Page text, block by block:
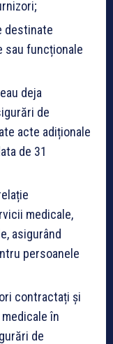
destinate
sau funcționale
deja
de
acte adiționale
de 31
medicale,
asigurând
persoanele
contractați și
în
de